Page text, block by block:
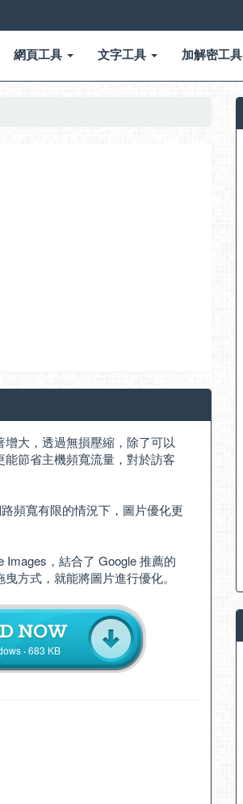
網頁工具 文字工具 加解密工具
大，透過無損壓縮，除了可以
節省主機頻寬流量，對於訪客
頻寬有限的情況下，圖片優化更
，結合了 Google 推薦的
方式，就能將圖片進行優化。
‧ 683 KB